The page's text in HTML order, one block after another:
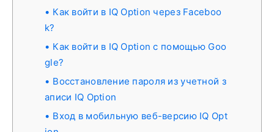
Как войти в IQ Option через Faceboo
k?
Как войти в IQ Option с помощью Goo
gle?
Восстановление пароля из учетной з
аписи IQ Option
Вход в мобильную веб-версию IQ Opt